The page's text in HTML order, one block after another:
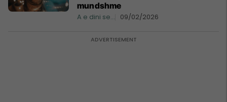
mundshme
A e dini se... 09/02/2026